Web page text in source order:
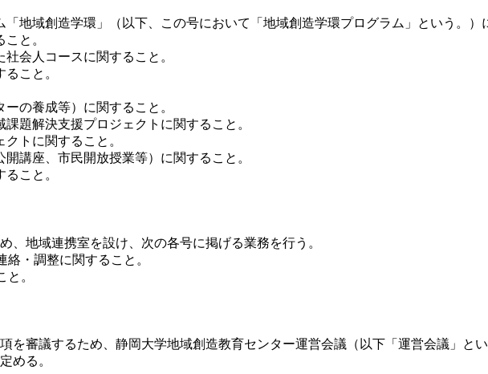
地域創造学環」（以下、この号において「地域創造学環プログラム」という。）
と。
会人コースに関すること。
こと。
の養成等）に関すること。
題解決支援プロジェクトに関すること。
トに関すること。
講座、市民開放授業等）に関すること。
こと。
地域連携室を設け、次の各号に掲げる業務を行う。
・調整に関すること。
。
審議するため、静岡大学地域創造教育センター運営会議（以下「運営会議」とい
める。